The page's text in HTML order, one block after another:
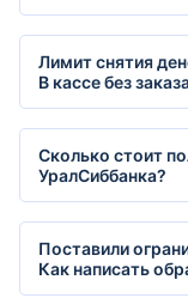
Лимит снятия
В кассе без
Сколько стоит
УралСиббанка?
Поставили
Как написать